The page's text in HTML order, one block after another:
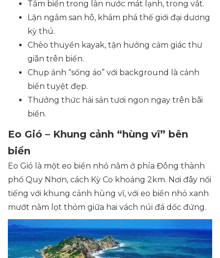
Tắm biển trong làn nước mát lạnh, trong vắt.
Lặn ngắm san hô, khám phá thế giới đại dương
kỳ thú.
Chèo thuyền kayak, tận hưởng cảm giác thư
giãn trên biển.
Chụp ảnh “sống ảo” với background là cảnh
biển tuyệt đẹp.
Thưởng thức hải sản tươi ngon ngay trên bãi
biển.
Eo Gió – Khung cảnh “hùng vĩ” bên
biển
Eo Gió là một eo biển nhỏ nằm ở phía Đông thành
phố Quy Nhơn, cách Kỳ Co khoảng 2km. Nơi đây nổi
tiếng với khung cảnh hùng vĩ, với eo biển nhỏ xanh
mướt nằm lọt thỏm giữa hai vách núi đá dốc đứng.